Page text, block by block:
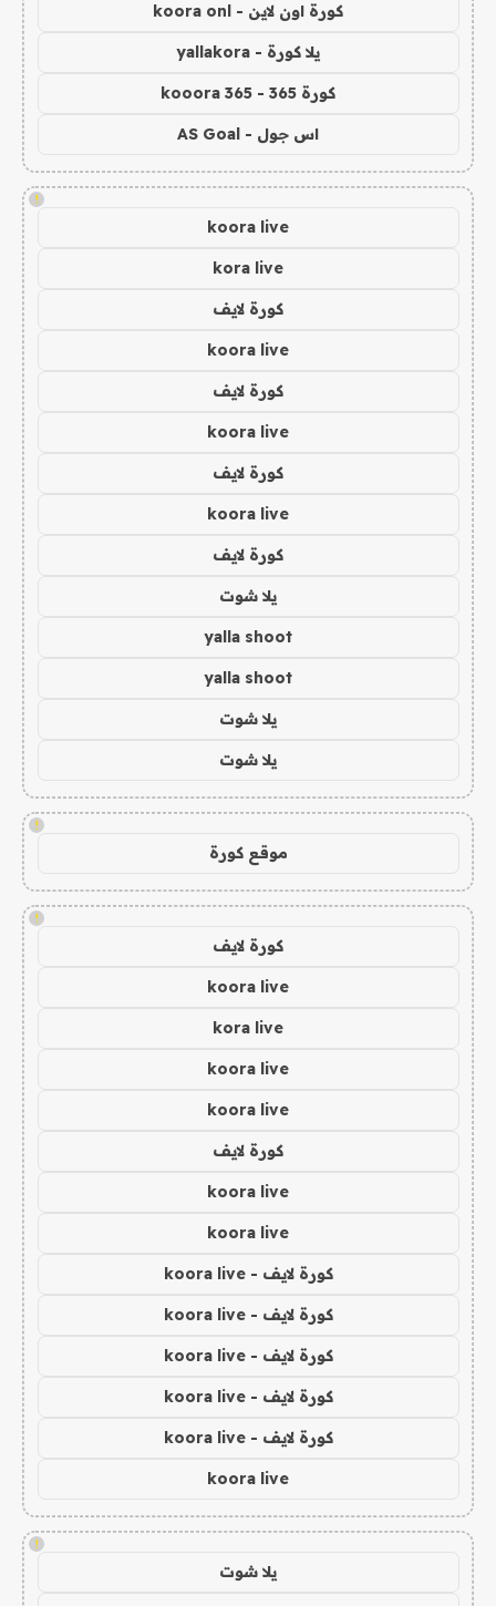
كورة اون لاين - koora onl
يلا كورة - yallakora
كورة 365 - kooora 365
اس جول - AS Goal
!
koora live
kora live
كورة لايف
koora live
كورة لايف
koora live
كورة لايف
koora live
كورة لايف
يلا شوت
yalla shoot
yalla shoot
يلا شوت
يلا شوت
!
موقع كورة
!
كورة لايف
koora live
kora live
koora live
koora live
كورة لايف
koora live
koora live
كورة لايف - koora live
كورة لايف - koora live
كورة لايف - koora live
كورة لايف - koora live
كورة لايف - koora live
koora live
!
يلا شوت